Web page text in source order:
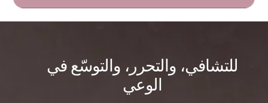
للتشافي، والتحرر، والتوسّع في
الوعي